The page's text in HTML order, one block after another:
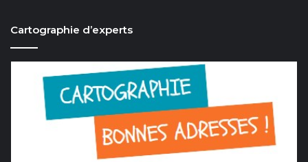
Cartographie d’experts